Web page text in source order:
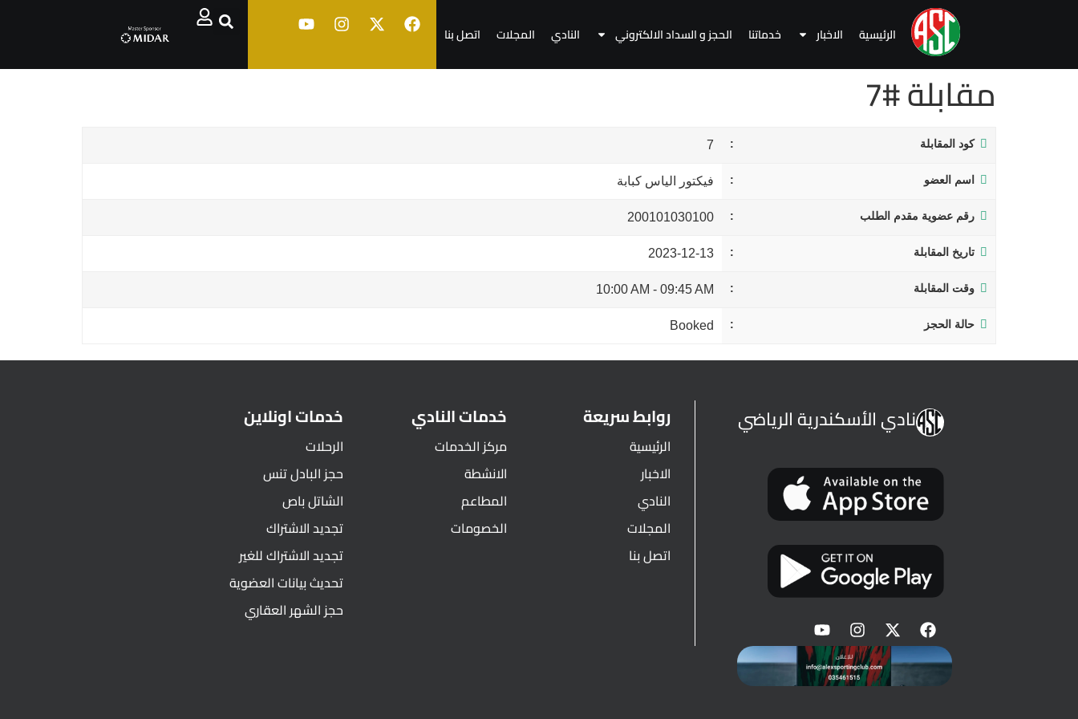
الرئيسية الاخبار خدماتنا الحجز و السداد الالكتروني النادي المجلات اتصل بنا
مقابلة #7
كود المقابلة 7
اسم العضو فيكتور الياس كبابة
رقم عضوية مقدم الطلب 200101030100
تاريخ المقابلة 2023-12-13
وقت المقابلة 09:45 AM
-
10:00 AM
حالة الحجز Booked
نادي الأسكندرية الرياضي روابط سريعة
الرئيسية
الاخبار
النادي
المجلات
اتصل بنا
خدمات النادي
مركز الخدمات
الانشطة
المطاعم
الخصومات
خدمات اونلاين
الرحلات
حجز البادل تنس
الشاتل باص
تجديد الاشتراك
تجديد الاشتراك للغير
تحديث بيانات العضوية
حجز الشهر العقاري